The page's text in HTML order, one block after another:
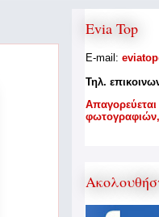
Evia Top
E-mail:
Τηλ.
A
φωτογραφιών,